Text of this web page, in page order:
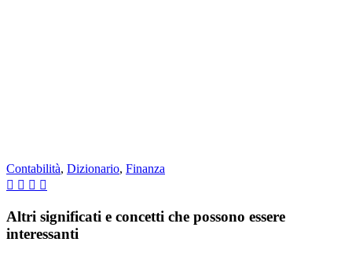
Contabilità, Dizionario, Finanza
Altri significati e concetti che possono essere
interessanti